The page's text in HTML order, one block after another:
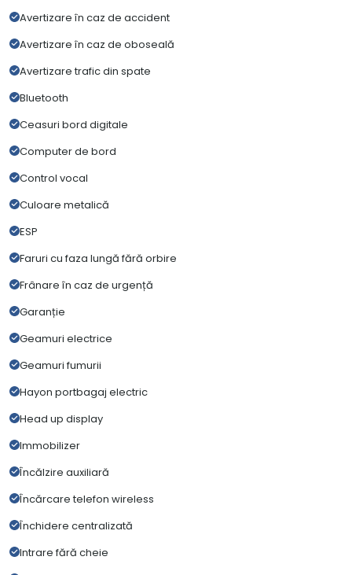
Avertizare în caz de accident
Avertizare în caz de oboseală
Avertizare trafic din spate
Bluetooth
Ceasuri bord digitale
Computer de bord
Control vocal
Culoare metalică
ESP
Faruri cu faza lungă fără orbire
Frânare în caz de urgență
Garanție
Geamuri electrice
Geamuri fumurii
Hayon portbagaj electric
Head up display
Immobilizer
Încălzire auxiliară
Încărcare telefon wireless
Închidere centralizată
Intrare fără cheie